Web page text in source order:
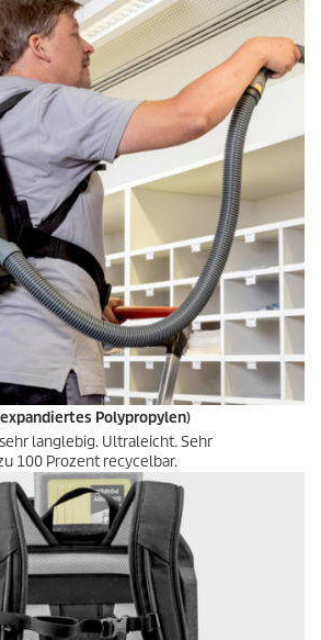
Polypropylen)
langlebig. Ultraleicht. Sehr
100 Prozent recycelbar.